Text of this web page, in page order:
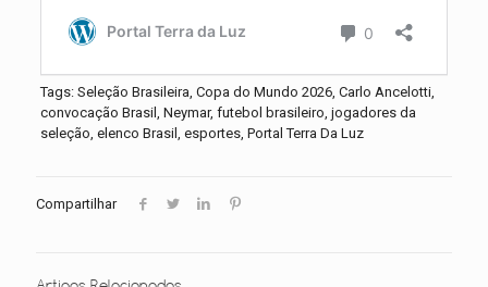
Tags: Seleção Brasileira, Copa do Mundo 2026, Carlo Ancelotti,
convocação Brasil, Neymar, futebol brasileiro, jogadores da
seleção, elenco Brasil, esportes, Portal Terra Da Luz
Compartilhar